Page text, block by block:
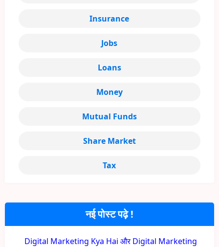
नई पोस्ट पढ़े !
Digital Marketing Kya Hai और Digital Marketing
Insurance
Jobs
Loans
Money
Mutual Funds
Share Market
Tax